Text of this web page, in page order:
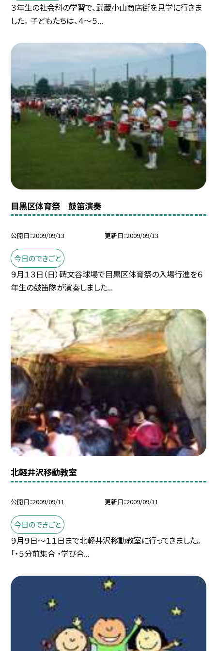
３年生の社会科の学習で、武蔵小山商店街を見学に行きま
した。 子どもたちは、４〜５...
目黒区体育祭 鼓笛演奏
公開日 2009/09/13 更新日 2009/09/13
今日のできごと
９月１３日（日）碑文谷球場で目黒区体育祭の入場行進を６
年生の鼓笛隊が演奏しました...
北軽井沢移動教室
公開日 2009/09/11 更新日 2009/09/11
今日のできごと
９月９日〜１１日まで北軽井沢移動教室に行ってきました。
「・５分前集合 ・学び合...